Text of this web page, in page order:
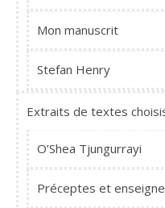
Mon manuscrit
Stefan Henry
Extraits de textes
O’Shea Tjungurrayi
Préceptes et